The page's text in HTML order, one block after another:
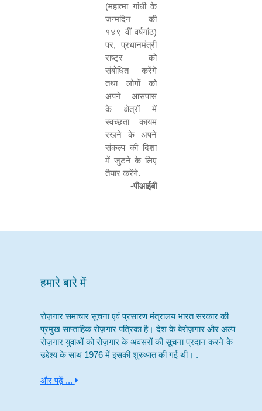
(महात्मा गांधी के
जन्मदिन की
१४९ वीं वर्षगांठ)
पर, प्रधानमंत्री
राष्ट्र को
संबोधित करेंगे
तथा लोगों को
अपने आसपास
के क्षेत्रों में
स्वच्छता कायम
रखने के अपने
संकल्प की दिशा
में जुटने के लिए
तैयार करेंगे.
-पीआईबी
हमारे बारे में
रोज़गार समाचार सूचना एवं प्रसारण मंत्रालय भारत सरकार की
प्रमुख साप्ताहिक रोज़गार पत्रिका है। देश के बेरोज़गार और अल्प
रोज़गार युवाओं को रोज़गार के अवसरों की सूचना प्रदान करने के
उद्देश्य के साथ 1976 में इसकी शुरुआत की गई थी। .
और पढ़ें ...